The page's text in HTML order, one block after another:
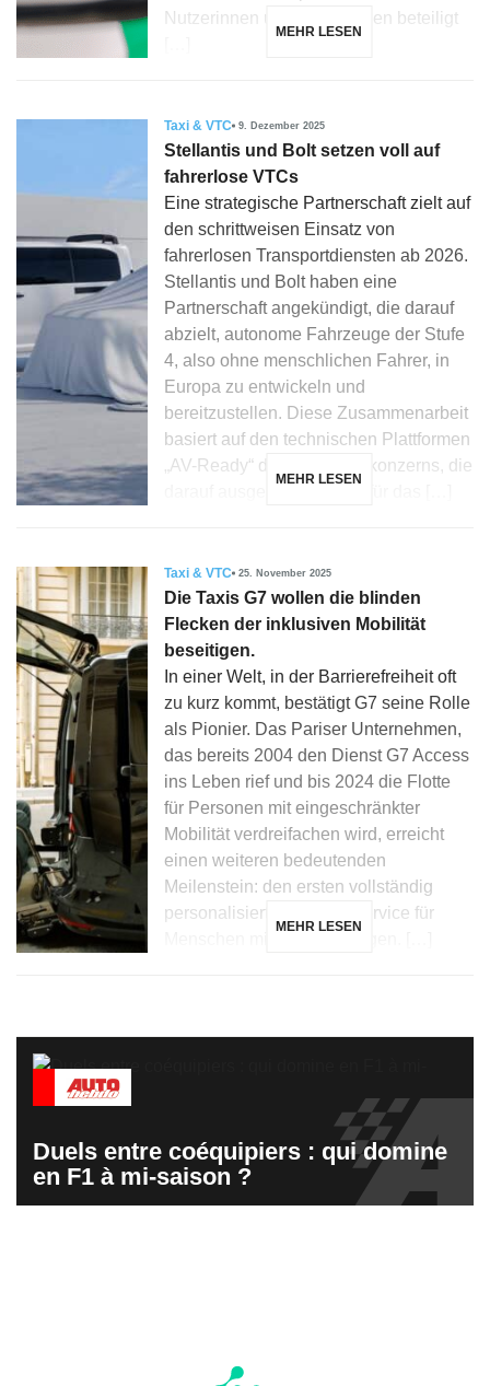
Nutzerinnen und Fahrerinnen beteiligt
MEHR LESEN
Taxi & VTC 9. Dezember 2025
Stellantis und Bolt setzen voll auf
fahrerlose VTCs
Eine strategische Partnerschaft zielt auf
den schrittweisen Einsatz von
fahrerlosen Transportdiensten ab 2026.
Stellantis und Bolt haben eine
Partnerschaft angekündigt, die darauf
abzielt, autonome Fahrzeuge der Stufe
4, also ohne menschlichen Fahrer, in
Europa zu entwickeln und
bereitzustellen. Diese Zusammenarbeit
basiert auf den technischen Plattformen
„AV-Ready“ des Automobilkonzerns, die
MEHR LESEN
Taxi & VTC 25. November 2025
Die Taxis G7 wollen die blinden
Flecken der inklusiven Mobilität
beseitigen.
In einer Welt, in der Barrierefreiheit oft
zu kurz kommt, bestätigt G7 seine Rolle
als Pionier. Das Pariser Unternehmen,
das bereits 2004 den Dienst G7 Access
ins Leben rief und bis 2024 die Flotte
für Personen mit eingeschränkter
Mobilität verdreifachen wird, erreicht
einen weiteren bedeutenden
Meilenstein: den ersten vollständig
personalisierten Kundenservice für
MEHR LESEN
Duels entre coéquipiers : qui domine
en F1 à mi-saison ?